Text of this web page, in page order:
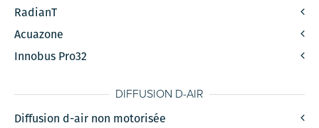
RadianT
Acuazone
Innobus Pro32
DIFFUSION D-AIR
Diffusion d-air non motorisée